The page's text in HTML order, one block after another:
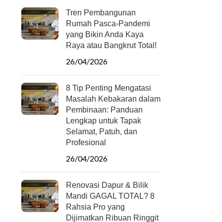
Tren Pembangunan
Rumah Pasca-Pandemi
yang Bikin Anda Kaya
Raya atau Bangkrut Total!
26/04/2026
8 Tip Penting Mengatasi
Masalah Kebakaran dalam
Pembinaan: Panduan
Lengkap untuk Tapak
Selamat, Patuh, dan
Profesional
26/04/2026
Renovasi Dapur & Bilik
Mandi GAGAL TOTAL? 8
Rahsia Pro yang
Dijimatkan Ribuan Ringgit